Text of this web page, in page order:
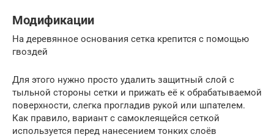
Модификации
На деревянное основания сетка крепится с помощью
гвоздей
Для этого нужно просто удалить защитный слой с
тыльной стороны сетки и прижать её к обрабатываемой
поверхности, слегка прогладив рукой или шпателем.
Как правило, вариант с самоклеящейся сеткой
используется перед нанесением тонких слоёв